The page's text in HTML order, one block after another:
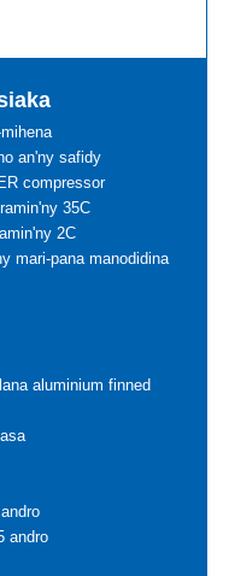
an'ny safidy
compressor
35C
2C
mari-pana manodidina
aluminium finned
andro